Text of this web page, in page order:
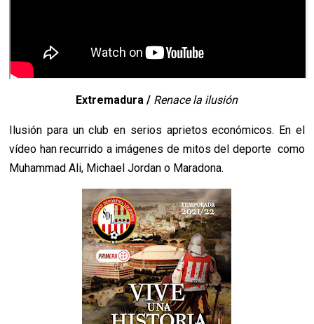
Extremadura / Renace la ilusión
Ilusión para un club en serios aprietos económicos. En el
vídeo han recurrido a imágenes de mitos del deporte como
Muhammad Ali, Michael Jordan o Maradona.